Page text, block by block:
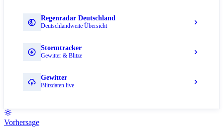
Regenradar Deutschland
Deutschlandweite Übersicht
Stormtracker
Gewitter & Blitze
Gewitter
Blitzdaten live
Vorhersage